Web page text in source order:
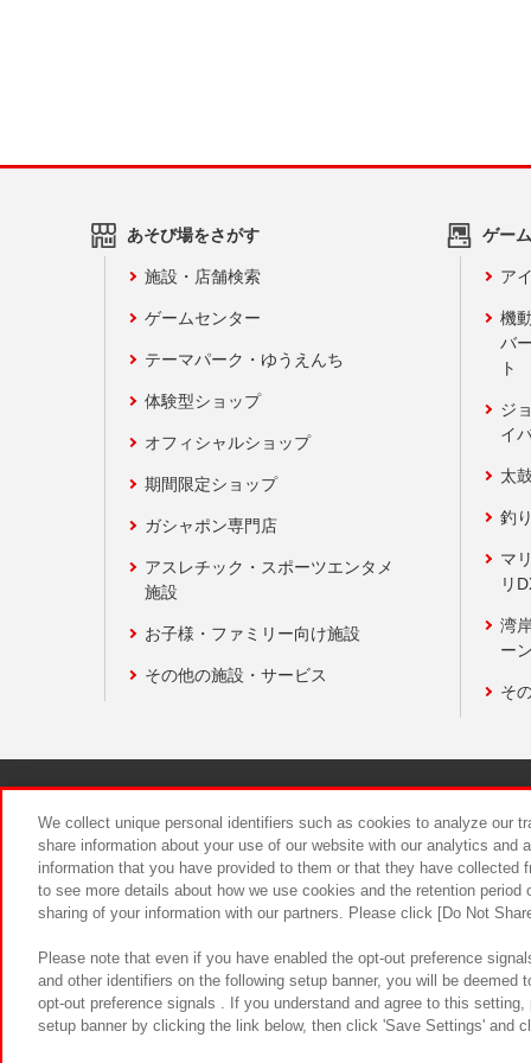
あそび場をさがす
施設・店舗検索
ゲームセンター
テーマパーク・ゆうえんち
体験型ショップ
オフィシャルショップ
期間限定ショップ
ガシャポン専門店
アスレチック・スポーツエンタメ
施設
お子様・ファミリー向け施設
その他の施設・サービス
ゲー
ア
機
バ
ト
ジ
イ
太
釣
マ
リ
湾
ー
そ
食品のご
We collect unique personal identifiers such as cookies to analyze our
share information about your use of our website with our analytics and
information that you have provided to them or that they have
to see more details about how we use cookies and the retention
sharing of your information with our partners. Please click [Do Not
Please note that even if you have enabled the opt-out preference
and other identifiers on the following setup banner, you will be
opt-out preference signals . If you understand and agree to this
setup banner by clicking the link below, then click 'Save Settings' and